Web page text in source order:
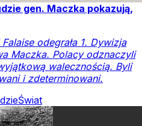
gen. Maczka pokazują,
odegrała 1. Dywizja
Maczka. Polacy odznaczyli
walecznością. Byli
i zdeterminowani.
Świat